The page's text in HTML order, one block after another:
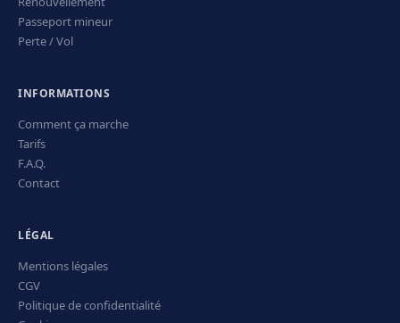
Passeport mineur
Perte / Vol
INFORMATIONS
Comment ça marche
Tarifs
F.A.Q.
Contact
LÉGAL
Mentions légales
CGV
Politique de confidentialité